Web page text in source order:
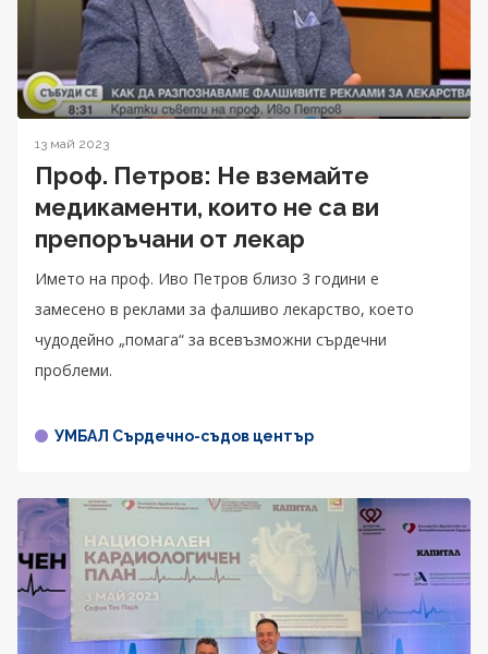
13 май 2023
Проф. Петров: Не вземайте
медикаменти, които не са ви
препоръчани от лекар
Името на проф. Иво Петров близо 3 години е
замесено в реклами за фалшиво лекарство, което
чудодейно „помага“ за всевъзможни сърдечни
проблеми.
УМБАЛ Сърдечно-съдов център